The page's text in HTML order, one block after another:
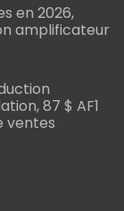
en 2026,
amplificateur
87 $ AF1
ventes